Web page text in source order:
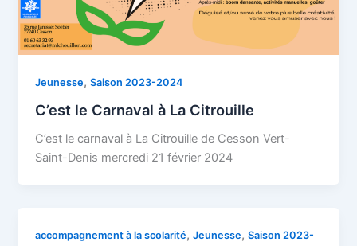
Jeunesse,Saison 2023-2024
C’est le Carnaval à La Citrouille
C’est le carnaval à La Citrouille de Cesson Vert-
Saint-Denis mercredi 21 février 2024
accompagnement à la scolarité,Jeunesse,Saison 2023-